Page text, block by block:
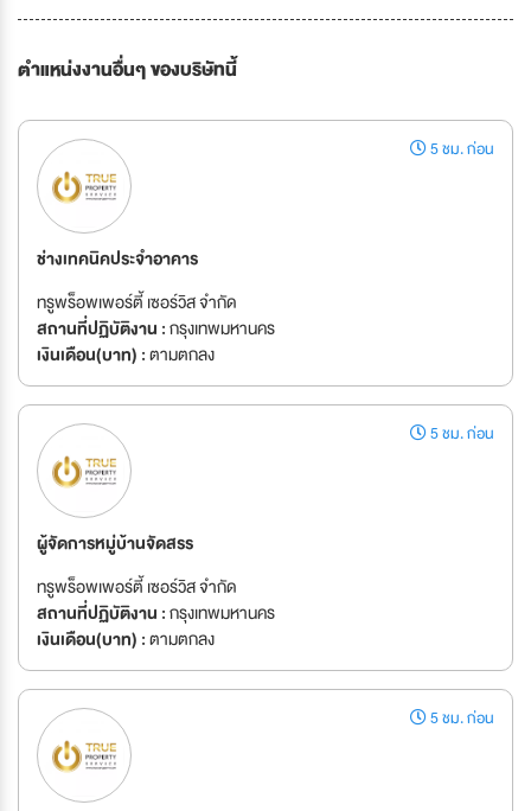
ตำแหน่งงานอื่นๆ ของบริษัทนี้
5 ชม. ก่อน
ช่างเทคนิคประจำอาคาร
ทรูพร็อพเพอร์ตี้ เซอร์วิส จำกัด
สถานที่ปฏิบัติงาน :กรุงเทพมหานคร
เงินเดือน(บาท) :ตามตกลง
5 ชม. ก่อน
ผู้จัดการหมู่บ้านจัดสรร
ทรูพร็อพเพอร์ตี้ เซอร์วิส จำกัด
สถานที่ปฏิบัติงาน :กรุงเทพมหานคร
เงินเดือน(บาท) :ตามตกลง
5 ชม. ก่อน